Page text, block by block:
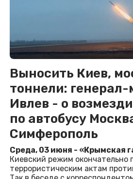
Выносить Киев,
тоннели:
Ивлев - о
по автобусу
Симферополь
Среда, 03 июня - «Крымская
Киевский режим окончательно
террористическим актам